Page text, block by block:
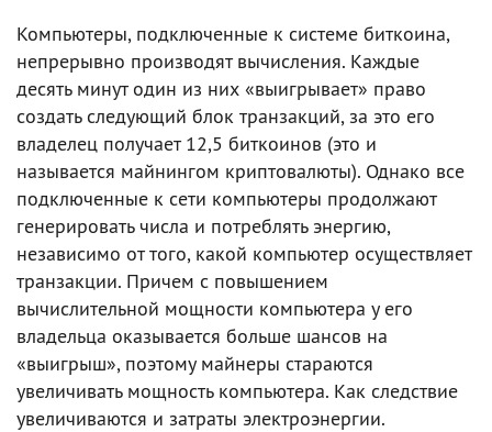
Компьютеры, подключенные к системе биткоина,
непрерывно производят вычисления. Каждые
десять минут один из них «выигрывает» право
создать следующий блок транзакций, за это его
владелец получает 12,5 биткоинов (это и
называется майнингом криптовалюты). Однако все
подключенные к сети компьютеры продолжают
генерировать числа и потреблять энергию,
независимо от того, какой компьютер осуществляет
транзакции. Причем с повышением
вычислительной мощности компьютера у его
владельца оказывается больше шансов на
«выигрыш», поэтому майнеры стараются
увеличивать мощность компьютера. Как следствие
увеличиваются и затраты электроэнергии.